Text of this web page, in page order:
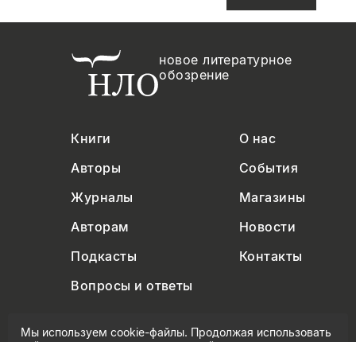
новое литературное
обозрение
Книги
О нас
Авторы
События
Журналы
Магазины
Авторам
Новости
Подкасты
Контакты
Вопросы и ответы
Мы используем cookie-файлы. Продолжая использовать